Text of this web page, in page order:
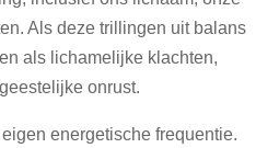
Als deze trillingen uit balans
als lichamelijke klachten,
onrust.
energetische frequentie.